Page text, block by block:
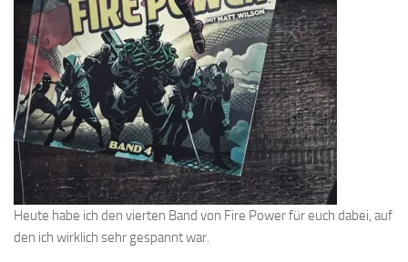
Heute habe ich den vierten Band von Fire Power für euch dabei, auf
den ich wirklich sehr gespannt war.